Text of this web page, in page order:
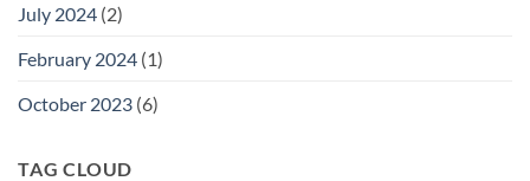
July 2024 (2)
February 2024 (1)
October 2023 (6)
TAG CLOUD